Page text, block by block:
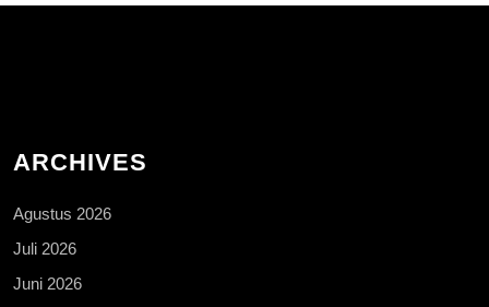
ARCHIVES
Agustus 2026
Juli 2026
Juni 2026